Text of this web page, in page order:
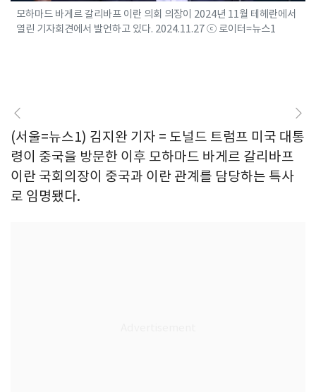
모하마드 바게르 갈리바프 이란 의회 의장이 2024년 11월 테헤란에서
열린 기자회견에서 발언하고 있다. 2024.11.27 ⓒ 로이터=뉴스1
(서울=뉴스1) 김지완 기자 = 도널드 트럼프 미국 대통
령이 중국을 방문한 이후 모하마드 바게르 갈리바프
이란 국회의장이 중국과 이란 관계를 담당하는 특사
로 임명됐다.